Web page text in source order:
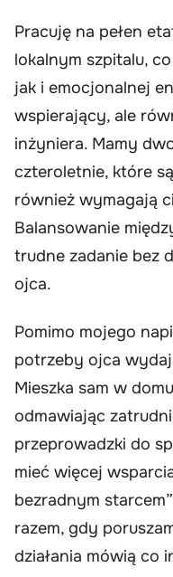
Pracuję na pełen
lokalnym szpitalu,
jak i emocjonalnej
wspierający, ale
inżyniera. Mamy
czteroletnie, które
również wymagają
Balansowanie
trudne zadanie bez
ojca.
Pomimo mojego
potrzeby ojca
Mieszka sam w
odmawiając
przeprowadzki do
mieć więcej
bezradnym
razem, gdy
działania mówią co